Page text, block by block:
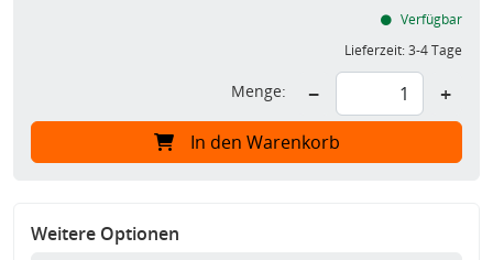
Verfügbar
Lieferzeit:3-4 Tage
Menge: − +
In den Warenkorb
Weitere Optionen